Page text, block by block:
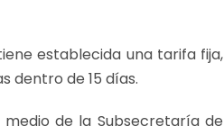
establecida una tarifa fija,
dentro de 15 días.
de la Subsecretaría de